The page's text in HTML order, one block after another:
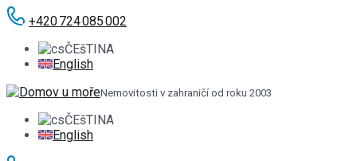
+420 724 085 002
ČEšTINA
English
Nemovitosti v zahraničí od roku 2003
ČEšTINA
English